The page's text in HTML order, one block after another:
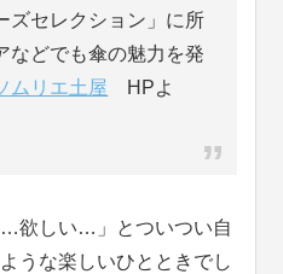
ズセレクション」に所
などでも傘の魅力を発
ムリエ土屋 HPよ
…欲しい…」とついつい自
うな楽しいひとときでし